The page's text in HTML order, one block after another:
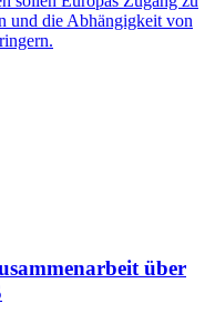
und die Abhängigkeit von
über